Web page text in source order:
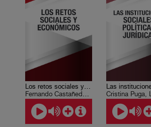
Los retos sociales y económicos
Fernando Castañeda Sabido, Leonardo Lomelí Vanegas